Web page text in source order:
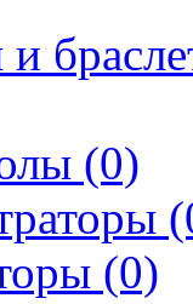
(0)
(0)